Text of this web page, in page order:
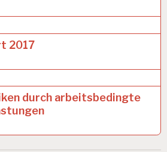
2017
durch arbeitsbedingte